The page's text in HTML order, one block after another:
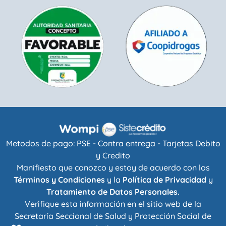
Metodos de pago: PSE - Contra entrega - Tarjetas Debito
y Credito
Manifiesto que conozco y estoy de acuerdo con los
Términos y Condicionesy la Política de Privacidad y
Tratamiento de Datos Personales.
Verifique esta información en el sitio web de la
Secretaría Seccional de Salud y Protección Social de